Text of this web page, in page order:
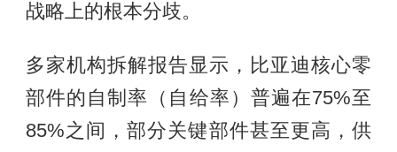
战略上的根本分歧。
多家机构拆解报告显示，比亚迪核心零
部件的自制率（自给率）普遍在75%至
85%之间，部分关键部件甚至更高，供